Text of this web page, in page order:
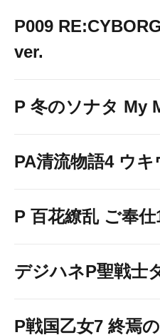
P009
ver.
P 冬のソナタ My
PA清流物語4 ウキ
P 百花繚乱 ご奉仕
デジハネP聖戦士
P戦国乙女7 終焉